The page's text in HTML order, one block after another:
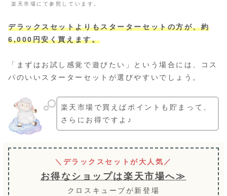
楽天市場にて参照しています。
デラックスセットよりもスターターセットの方が、約
6,000円安く買えます。
「まずはお試し感覚で遊びたい」という場合には、コス
パのいいスターターセットが選びやすいでしょう。
楽天市場で買えばポイントも貯まって、
さらにお得ですよ♪
＼デラックスセットが大人気／
お得なショップは楽天市場へ≫
クロスキューブが新登場